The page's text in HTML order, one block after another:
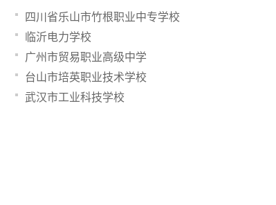
四川省乐山市竹根职业中专学校
临沂电力学校
广州市贸易职业高级中学
台山市培英职业技术学校
武汉市工业科技学校